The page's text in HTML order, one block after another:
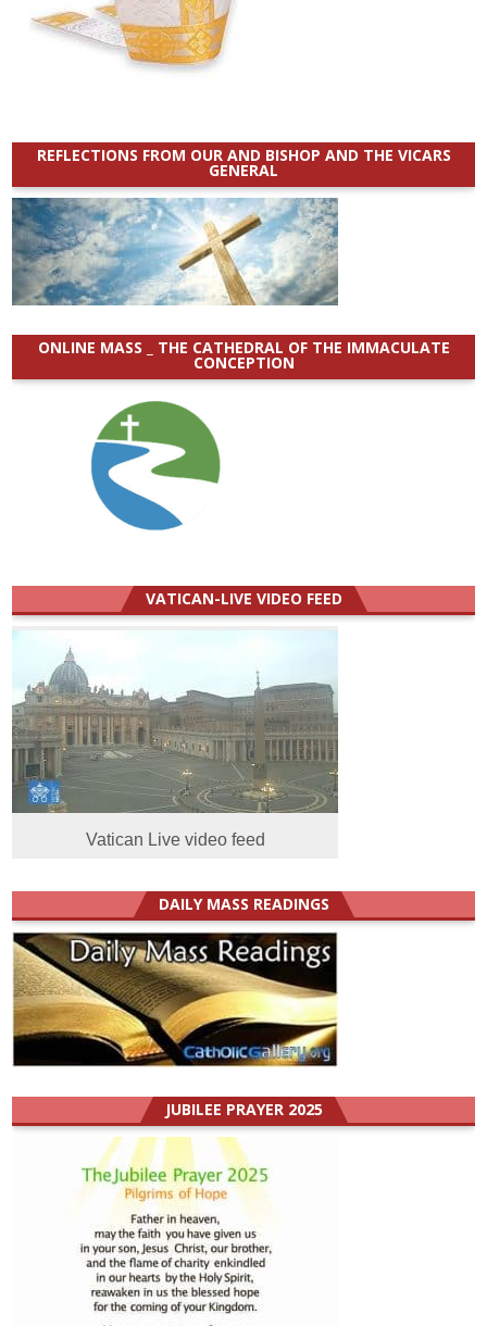
REFLECTIONS FROM OUR AND BISHOP AND THE VICARS
GENERAL
ONLINE MASS _ THE CATHEDRAL OF THE IMMACULATE
CONCEPTION
VATICAN-LIVE VIDEO FEED
Vatican Live video feed
DAILY MASS READINGS
JUBILEE PRAYER 2025